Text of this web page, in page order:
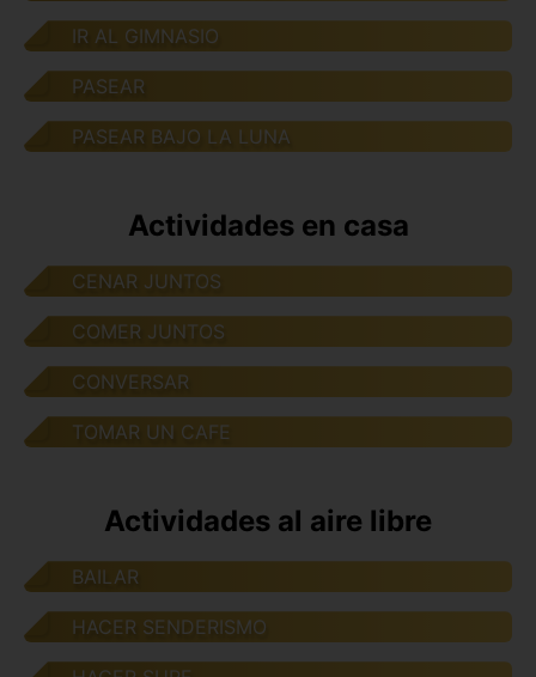
IR AL GIMNASIO
PASEAR
PASEAR BAJO LA LUNA
Actividades en casa
CENAR JUNTOS
COMER JUNTOS
CONVERSAR
TOMAR UN CAFE
Actividades al aire libre
BAILAR
HACER SENDERISMO